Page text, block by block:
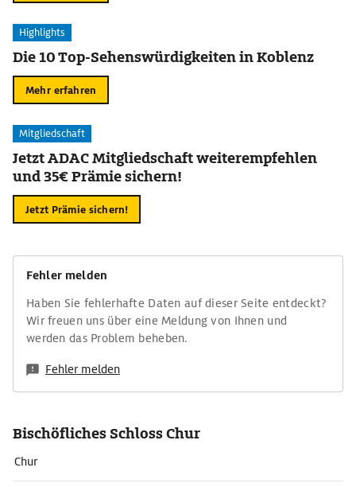
Highlights
Die 10 Top-Sehenswürdigkeiten in Koblenz
Mehr erfahren
Mitgliedschaft
Jetzt ADAC Mitgliedschaft weiterempfehlen
und 35€ Prämie sichern!
Jetzt Prämie sichern!
Fehler melden
Haben Sie fehlerhafte Daten auf dieser Seite entdeckt?
Wir freuen uns über eine Meldung von Ihnen und
werden das Problem beheben.
Fehler melden
Bischöfliches Schloss Chur
Chur